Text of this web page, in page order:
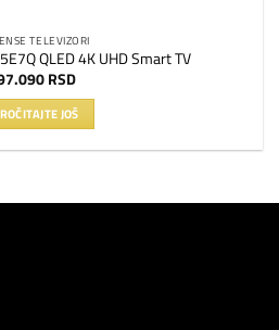
TELEVIZORI
QLED 4K UHD Smart TV
RSD
JOŠ